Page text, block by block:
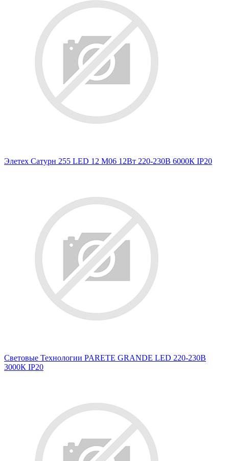
Элетех Сатурн 255 LED 12 M06 12Вт 220-230В 6000К IP20
Световые Технологии PARETE GRANDE LED 220-230В
3000К IP20